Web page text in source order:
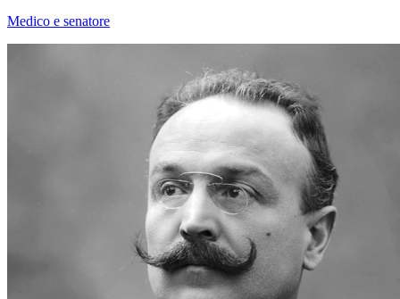
Medico e senatore